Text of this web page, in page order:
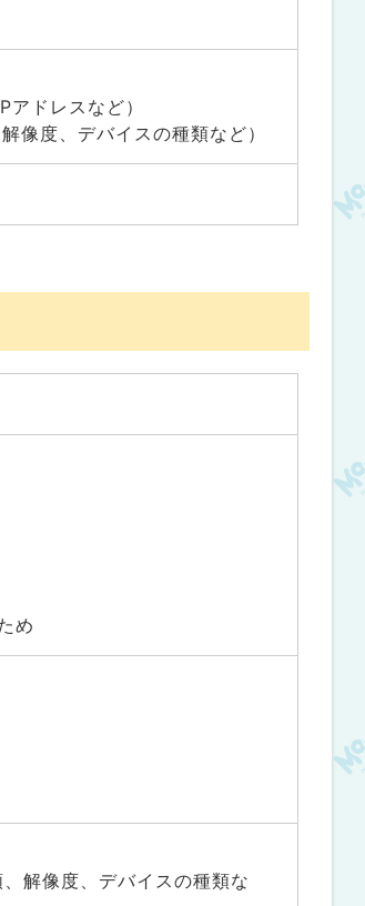
ドレスなど）
像度、デバイスの種類など）
め
解像度、デバイスの種類な